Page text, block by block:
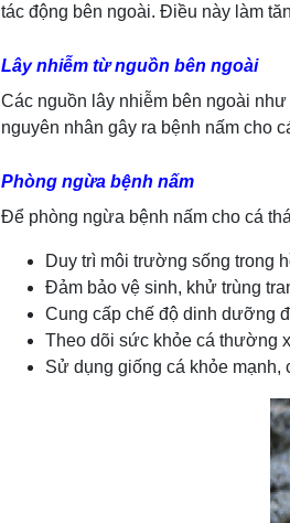
tác động bên ngoài. Điều này làm
Lây nhiễm từ nguồn bên ngoài
Các nguồn lây nhiễm bên ngoài
nguyên nhân gây ra bệnh nấm cho
Phòng ngừa bệnh nấm
Để phòng ngừa bệnh nấm cho cá
Duy trì môi trường sống trong
Đảm bảo vệ sinh, khử trùng
Cung cấp chế độ dinh dưỡng
Theo dõi sức khỏe cá thường
Sử dụng giống cá khỏe mạnh,